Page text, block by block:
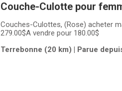
Couche-Culotte pour
Couches-Culottes, (Rose) acheter
279.00$A vendre pour 180.00$
Terrebonne (20 km) | Parue